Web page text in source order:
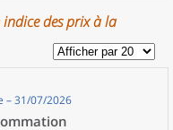
indice des prix à la
– 31/07/2026